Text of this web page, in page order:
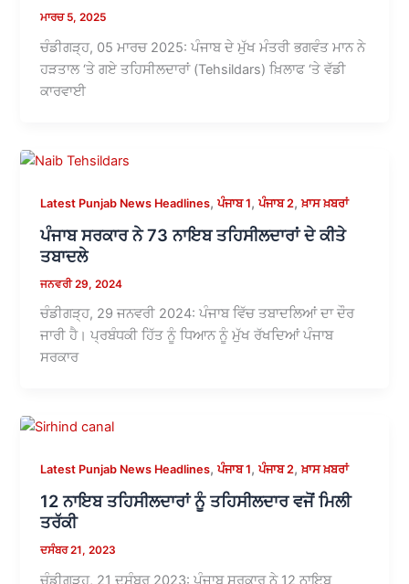
ਮਾਰਚ 5, 2025
ਚੰਡੀਗੜ੍ਹ, 05 ਮਾਰਚ 2025: ਪੰਜਾਬ ਦੇ ਮੁੱਖ ਮੰਤਰੀ ਭਗਵੰਤ ਮਾਨ ਨੇ
ਹੜਤਾਲ ‘ਤੇ ਗਏ ਤਹਿਸੀਲਦਾਰਾਂ (Tehsildars) ਖ਼ਿਲਾਫ ‘ਤੇ ਵੱਡੀ
ਕਾਰਵਾਈ
Latest Punjab News Headlines,ਪੰਜਾਬ 1,ਪੰਜਾਬ 2,ਖ਼ਾਸ ਖ਼ਬਰਾਂ
ਪੰਜਾਬ ਸਰਕਾਰ ਨੇ 73 ਨਾਇਬ ਤਹਿਸੀਲਦਾਰਾਂ ਦੇ ਕੀਤੇ
ਤਬਾਦਲੇ
ਜਨਵਰੀ 29, 2024
ਚੰਡੀਗੜ੍ਹ, 29 ਜਨਵਰੀ 2024: ਪੰਜਾਬ ਵਿੱਚ ਤਬਾਦਲਿਆਂ ਦਾ ਦੌਰ
ਜਾਰੀ ਹੈ। ਪ੍ਰਬੰਧਕੀ ਹਿੱਤ ਨੂੰ ਧਿਆਨ ਨੂੰ ਮੁੱਖ ਰੱਖਦਿਆਂ ਪੰਜਾਬ
ਸਰਕਾਰ
Latest Punjab News Headlines,ਪੰਜਾਬ 1,ਪੰਜਾਬ 2,ਖ਼ਾਸ ਖ਼ਬਰਾਂ
12 ਨਾਇਬ ਤਹਿਸੀਲਦਾਰਾਂ ਨੂੰ ਤਹਿਸੀਲਦਾਰ ਵਜੋਂ ਮਿਲੀ
ਤਰੱਕੀ
ਦਸੰਬਰ 21, 2023
ਚੰਡੀਗੜ੍ਹ, 21 ਦਸੰਬਰ 2023: ਪੰਜਾਬ ਸਰਕਾਰ ਨੇ 12 ਨਾਇਬ